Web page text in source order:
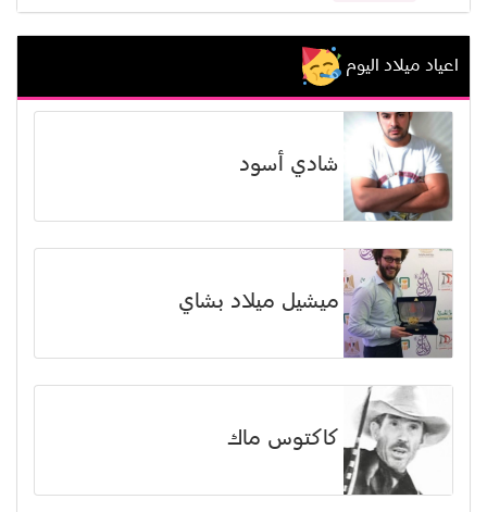
اعياد ميلاد اليوم
شادي أسود
ميشيل ميلاد بشاي
كاكتوس ماك